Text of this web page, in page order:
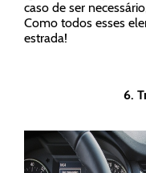
caso de ser
Como todos esses
estrada!
6.